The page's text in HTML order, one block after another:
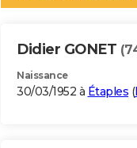
Didier GONET
Naissance
30/03/1952 à Étaples (